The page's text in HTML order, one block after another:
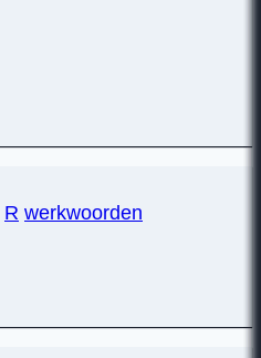
R werkwoorden